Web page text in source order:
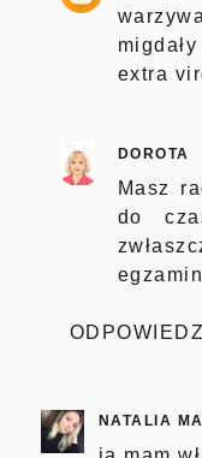
extra
DOROTA
Masz
do
ODPOWIEDZ
NATALIA